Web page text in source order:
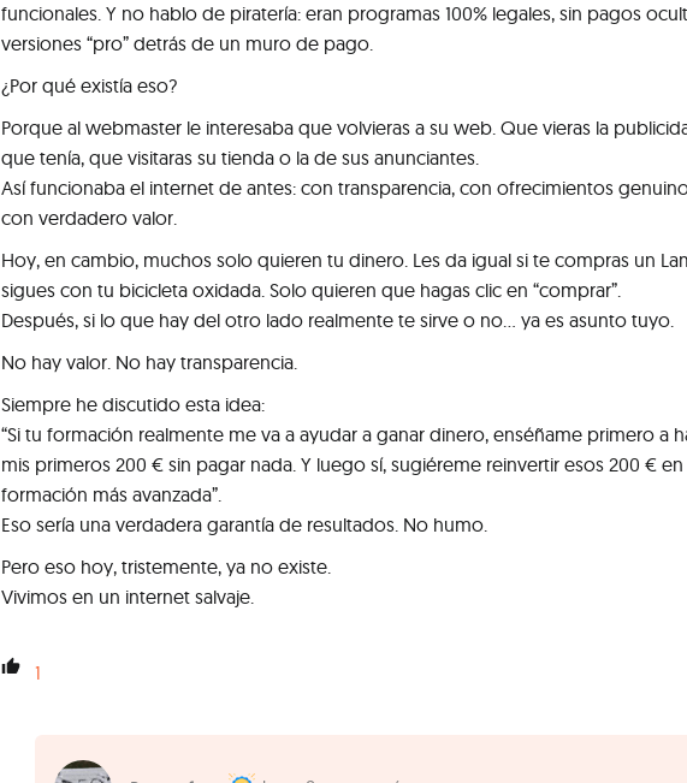
funcionales. Y no hablo de piratería: eran programas 100% legales, sin pagos
versiones “pro” detrás de un muro de pago.
¿Por qué existía eso?
Porque al webmaster le interesaba que volvieras a su web. Que vieras la
que tenía, que visitaras su tienda o la de sus anunciantes.
Así funcionaba el internet de antes: con transparencia, con ofrecimientos
con verdadero valor.
Hoy, en cambio, muchos solo quieren tu dinero. Les da igual si te compras un
sigues con tu bicicleta oxidada. Solo quieren que hagas clic en “comprar”.
Después, si lo que hay del otro lado realmente te sirve o no… ya es asunto tuyo.
No hay valor. No hay transparencia.
Siempre he discutido esta idea:
“Si tu formación realmente me va a ayudar a ganar dinero, enséñame primero a
mis primeros 200 € sin pagar nada. Y luego sí, sugiéreme reinvertir esos 200 €
formación más avanzada”.
Eso sería una verdadera garantía de resultados. No humo.
Pero eso hoy, tristemente, ya no existe.
Vivimos en un internet salvaje.
1